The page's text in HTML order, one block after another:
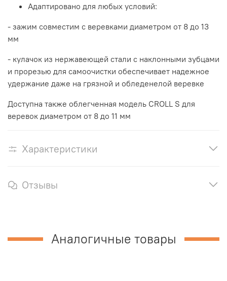
Адаптировано для любых условий:
- зажим совместим с веревками диаметром от 8 до 13
мм
- кулачок из нержавеющей стали с наклонными зубцами
и прорезью для самоочистки обеспечивает надежное
удержание даже на грязной и обледенелой веревке
Доступна также облегченная модель CROLL S для
веревок диаметром от 8 до 11 мм
Характеристики
Отзывы
Аналогичные товары